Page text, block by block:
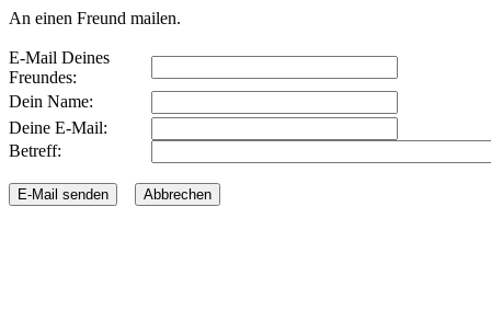
An einen Freund mailen.
E-Mail Deines
Freundes:
Dein Name:
Deine E-Mail:
Betreff: